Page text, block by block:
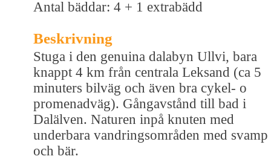
Antal bäddar: 4 + 1 extrabädd
Beskrivning
Stuga i den genuina dalabyn Ullvi, bara
knappt 4 km från centrala Leksand (ca 5
minuters bilväg och även bra cykel- o
promenadväg). Gångavstånd till bad i
Dalälven. Naturen inpå knuten med
underbara vandringsområden med svamp
och bär.